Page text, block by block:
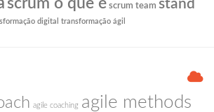
scrum o que é scrum team stand
digital transformação ágil
agile coaching agile methods